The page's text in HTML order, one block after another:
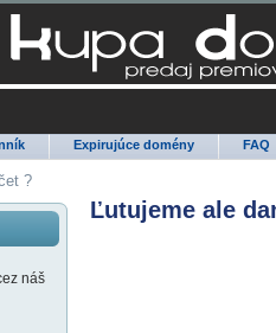
Expirujúce domény FAQ
?
náš
Ľutujeme ale